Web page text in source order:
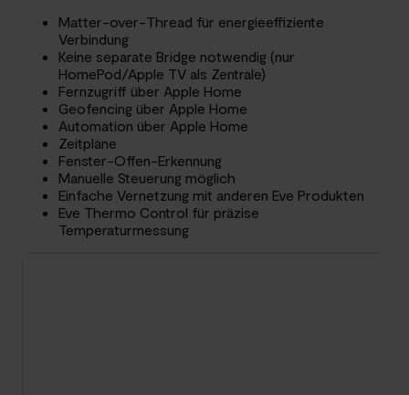
Matter-over-Thread für energieeffiziente
Verbindung
Keine separate Bridge notwendig (nur
HomePod/Apple TV als Zentrale)
Fernzugriff über Apple Home
Geofencing über Apple Home
Automation über Apple Home
Zeitpläne
Fenster-Offen-Erkennung
Manuelle Steuerung möglich
Einfache Vernetzung mit anderen Eve Produkten
Eve Thermo Control für präzise
Temperaturmessung